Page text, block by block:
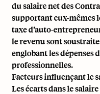
du salaire net des
supportant eux-mêmes
taxe d’auto-
le revenu sont
englobant les dépenses
professionnelles.
Facteurs influençant le
Les écarts dans le